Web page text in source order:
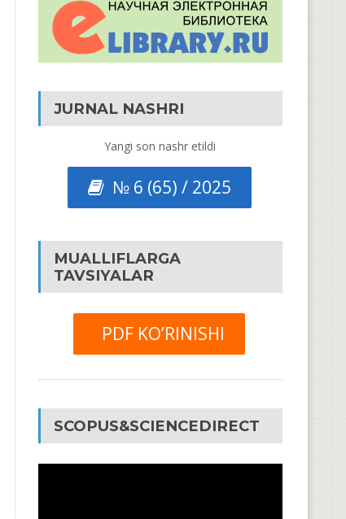
JURNAL NASHRI
Yangi son nashr etildi
№ 6 (65) / 2025
MUALLIFLARGA
TAVSIYALAR
PDF KO’RINISHI
SCOPUS&SCIENCEDIRECT